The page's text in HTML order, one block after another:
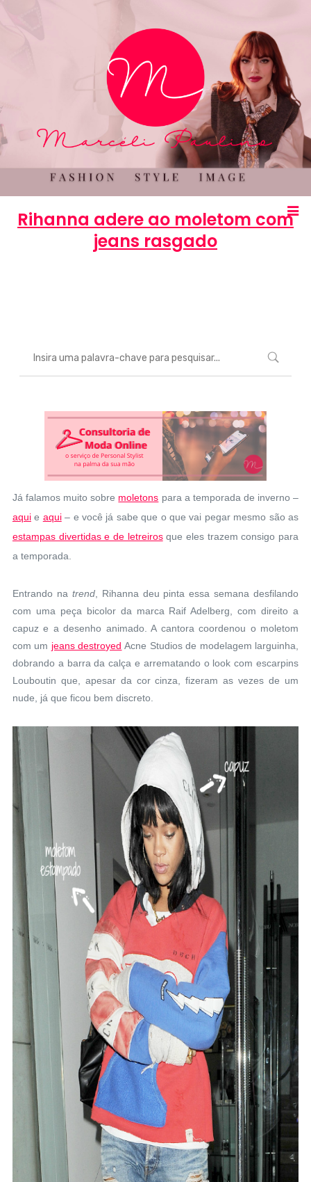
Rihanna adere ao moletom com
jeans rasgado
Já falamos muito sobre moletons para a temporada de inverno –
aquie aqui– e você já sabe que o que vai pegar mesmo são as
estampas divertidas e de letreirosque eles trazem consigo para
a temporada.
Entrando na trend, Rihanna deu pinta essa semana desfilando
com uma peça bicolor da marca Raif Adelberg, com direito a
capuz e a desenho animado. A cantora coordenou o moletom
com um jeans destroyed Acne Studios de modelagem larguinha,
dobrando a barra da calça e arrematando o look com escarpins
Louboutin que, apesar da cor cinza, fizeram as vezes de um
nude, já que ficou bem discreto.